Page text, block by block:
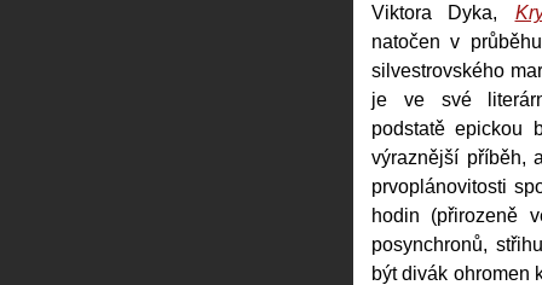
Viktora Dyka,
natočen v
silvestrovského
je ve své
podstatě epickou
výraznější příběh,
prvoplánovitosti
hodin (přirozeně
posynchronů,
být divák ohromen